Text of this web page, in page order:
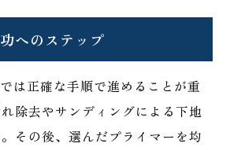
へのステップ
は正確な手順で進めることが重
除去やサンディングによる下地
その後、選んだプライマーを均